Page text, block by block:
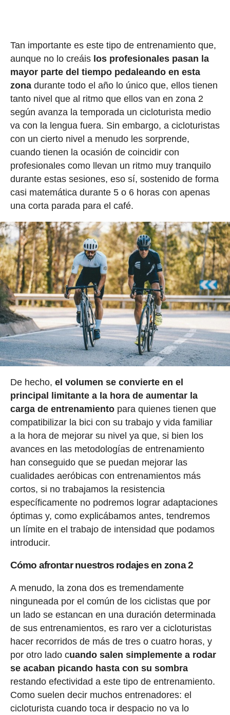
Tan importante es este tipo de entrenamiento que,
aunque no lo creáislos profesionales pasan la
mayor parte del tiempo pedaleando en esta
zonadurante todo el año lo único que, ellos tienen
tanto nivel que al ritmo que ellos van en zona 2
según avanza la temporada un cicloturista medio
va con la lengua fuera. Sin embargo, a cicloturistas
con un cierto nivel a menudo les sorprende,
cuando tienen la ocasión de coincidir con
profesionales como llevan un ritmo muy tranquilo
durante estas sesiones, eso sí, sostenido de forma
casi matemática durante 5 o 6 horas con apenas
una corta parada para el café.
De hecho, el volumen se convierte en el
principal limitante a la hora de aumentar la
carga de entrenamientopara quienes tienen que
compatibilizar la bici con su trabajo y vida familiar
a la hora de mejorar su nivel ya que, si bien los
avances en las metodologías de entrenamiento
han conseguido que se puedan mejorar las
cualidades aeróbicas con entrenamientos más
cortos, si no trabajamos la resistencia
específicamente no podremos lograr adaptaciones
óptimas y, como explicábamos antes, tendremos
un límite en el trabajo de intensidad que podamos
introducir.
Cómo afrontar nuestros rodajes en zona 2
A menudo, la zona dos es tremendamente
ninguneada por el común de los ciclistas que por
un lado se estancan en una duración determinada
de sus entrenamientos, es raro ver a cicloturistas
hacer recorridos de más de tres o cuatro horas, y
por otro lado cuando salen simplemente a rodar
se acaban picando hasta con su sombra
restando efectividad a este tipo de entrenamiento.
Como suelen decir muchos entrenadores: el
cicloturista cuando toca ir despacio no va lo